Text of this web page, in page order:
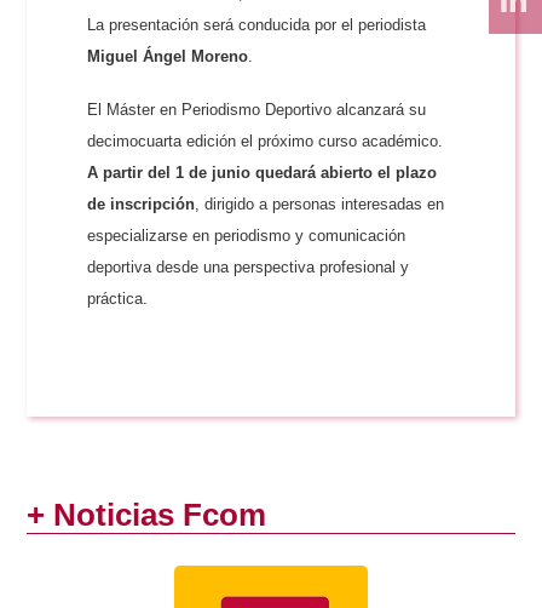
La presentación será conducida por el periodista
Miguel Ángel Moreno.
El Máster en Periodismo Deportivo alcanzará su
decimocuarta edición el próximo curso académico.
A partir del 1 de junio quedará abierto el plazo
de inscripción, dirigido a personas interesadas en
especializarse en periodismo y comunicación
deportiva desde una perspectiva profesional y
práctica.
+ Noticias Fcom